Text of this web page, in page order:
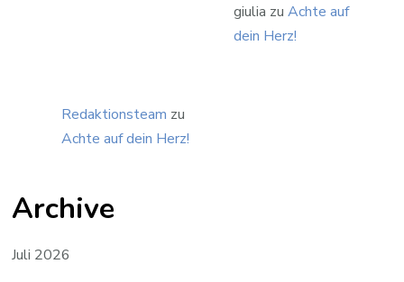
giulia zu Achte auf
dein Herz!
Redaktionsteam zu
Achte auf dein Herz!
Archive
Juli 2026